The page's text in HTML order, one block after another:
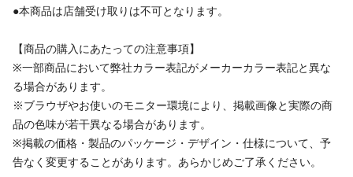
●本商品は店舗受け取りは不可となります。
【商品の購入にあたっての注意事項】
※一部商品において弊社カラー表記がメーカーカラー表記と異な
る場合があります。
※ブラウザやお使いのモニター環境により、掲載画像と実際の商
品の色味が若干異なる場合があります。
※掲載の価格・製品のパッケージ・デザイン・仕様について、予
告なく変更することがあります。あらかじめご了承ください。